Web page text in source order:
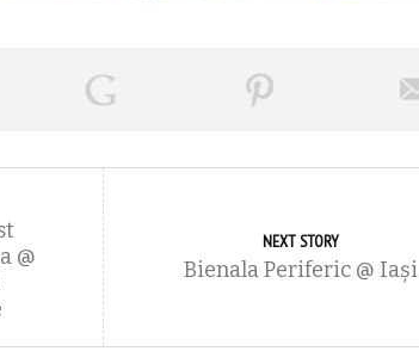
@
NEXT STORY
Bienala Periferic @ Iaşi